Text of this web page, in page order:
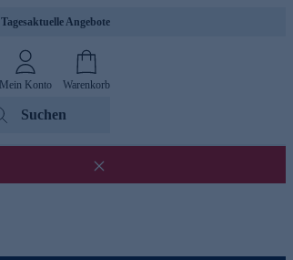
Tagesaktuelle Angebote
Mein Konto Warenkorb
Suchen